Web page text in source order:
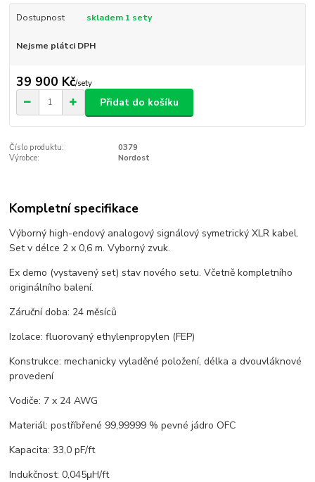
Dostupnost skladem 1 sety
Nejsme plátci DPH
39 900 Kč/sety
Přidat do košíku
Číslo produktu:
0379
Výrobce:
Nordost
Kompletní specifikace
Výborný high-endový analogový signálový symetrický XLR kabel.
Set v délce 2 x 0,6 m. Vyborný zvuk.
Ex demo (vystavený set) stav nového setu. Včetně kompletního
originálního balení.
Záruční doba: 24 měsíců
Izolace: fluorovaný ethylenpropylen (FEP)
Konstrukce: mechanicky vyladěné položení, délka a dvouvláknové
provedení
Vodiče: 7 x 24 AWG
Materiál: postříbřené 99,99999 % pevné jádro OFC
Kapacita: 33,0 pF/ft
Indukčnost: 0,045μH/ft